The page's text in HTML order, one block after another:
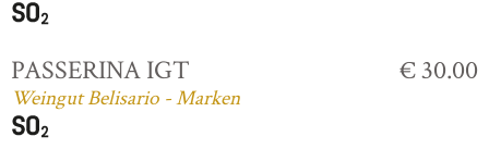
PASSERINA IGT
Weingut Belisario - Marken
€ 30.00